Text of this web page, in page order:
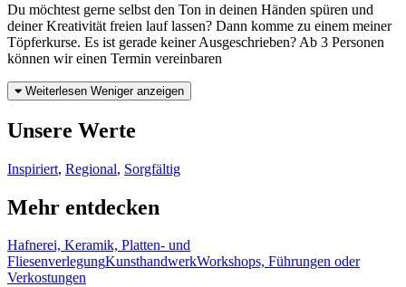
Du möchtest gerne selbst den Ton in deinen Händen spüren und
deiner Kreativität freien lauf lassen? Dann komme zu einem meiner
Töpferkurse. Es ist gerade keiner Ausgeschrieben? Ab 3 Personen
können wir einen Termin vereinbaren
Weiterlesen Weniger anzeigen
Unsere Werte
Inspiriert, Regional, Sorgfältig
Mehr entdecken
Hafnerei, Keramik, Platten- und
FliesenverlegungKunsthandwerkWorkshops, Führungen oder
Verkostungen